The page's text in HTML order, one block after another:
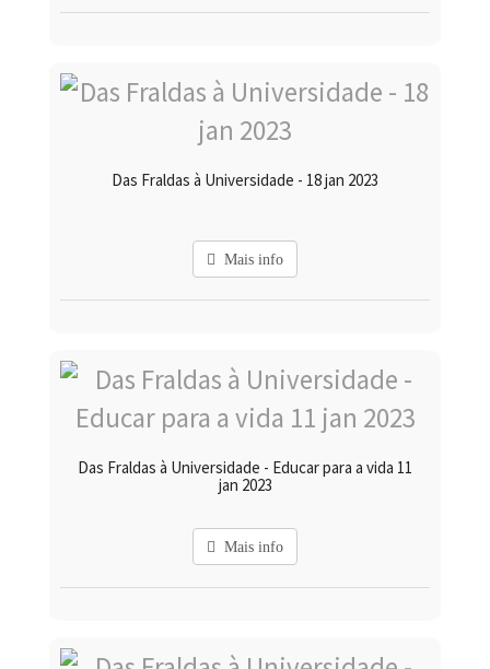
Das Fraldas à Universidade - 18 jan 2023
Mais info
Das Fraldas à Universidade - Educar para a vida 11
jan 2023
Mais info